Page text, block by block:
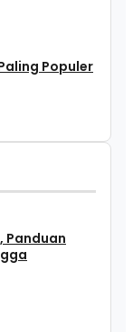
Populer
Panduan